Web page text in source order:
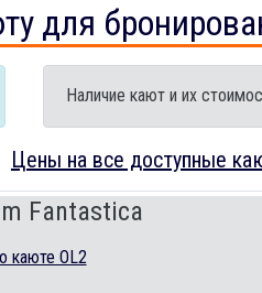
для
Наличие кают и их
Цены на все доступные
Fantastica
каюте OL2